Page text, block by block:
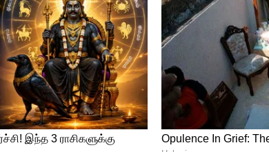
மக்களே
வைத்தால், கிருமிகள் எளிதில் உருவாகும்.
பிறகு, அதை ஃப்ரிட்ஜில் வைப்பதே